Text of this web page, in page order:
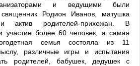
и ведущими были
священник Родион Иванов, матушка
актив родителей-прихожан. В
участие более 60 человек, а самая
семья состояла из 11
различные игры и испытания
родителей, бабушек, дедушек с